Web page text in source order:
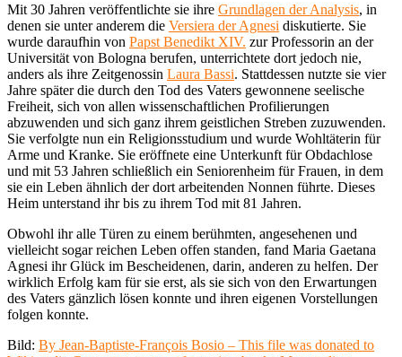
Mit 30 Jahren veröffentlichte sie ihre Grundlagen der Analysis, in
denen sie unter anderem die Versiera der Agnesi diskutierte. Sie
wurde daraufhin von Papst Benedikt XIV. zur Professorin an der
Universität von Bologna berufen, unterrichtete dort jedoch nie,
anders als ihre Zeitgenossin Laura Bassi. Stattdessen nutzte sie vier
Jahre später die durch den Tod des Vaters gewonnene seelische
Freiheit, sich von allen wissenschaftlichen Profilierungen
abzuwenden und sich ganz ihrem geistlichen Streben zuzuwenden.
Sie verfolgte nun ein Religionsstudium und wurde Wohltäterin für
Arme und Kranke. Sie eröffnete eine Unterkunft für Obdachlose
und mit 53 Jahren schließlich ein Seniorenheim für Frauen, in dem
sie ein Leben ähnlich der dort arbeitenden Nonnen führte. Dieses
Heim unterstand ihr bis zu ihrem Tod mit 81 Jahren.
Obwohl ihr alle Türen zu einem berühmten, angesehenen und
vielleicht sogar reichen Leben offen standen, fand Maria Gaetana
Agnesi ihr Glück im Bescheidenen, darin, anderen zu helfen. Der
wirklich Erfolg kam für sie erst, als sie sich von den Erwartungen
des Vaters gänzlich lösen konnte und ihren eigenen Vorstellungen
folgen konnte.
Bild: By Jean-Baptiste-François Bosio – This file was donated to